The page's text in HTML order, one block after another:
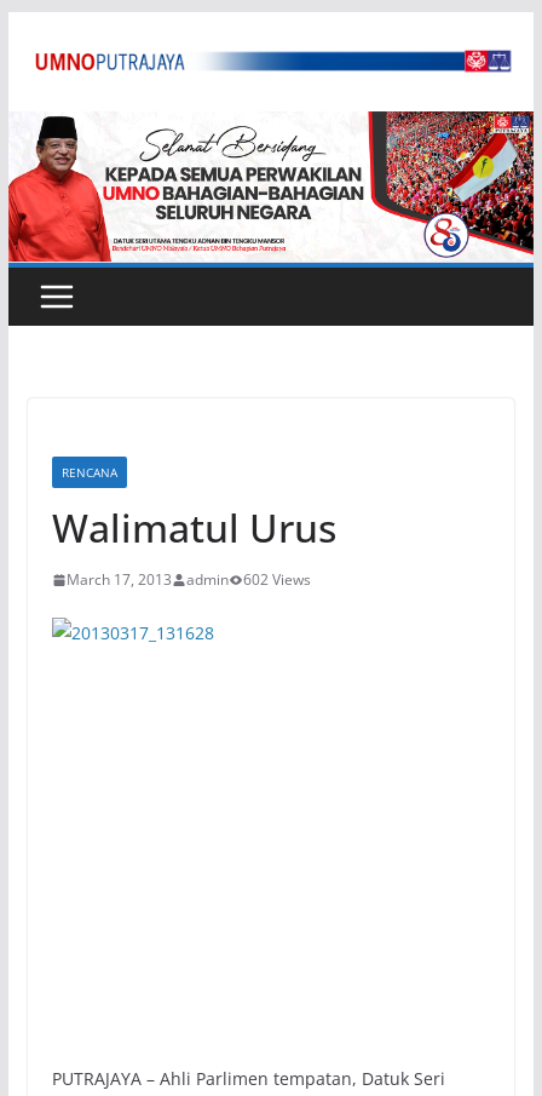
RENCANA
Walimatul Urus
March 17, 2013 admin 602 Views
PUTRAJAYA – Ahli Parlimen tempatan, Datuk Seri